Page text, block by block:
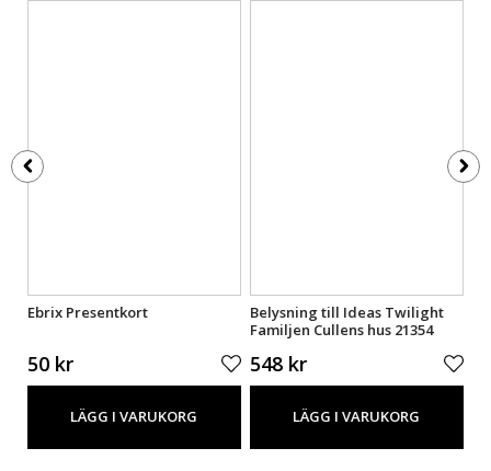
Ebrix Presentkort
50 kr
LÄGG I VARUKORG
Belysning till Ideas Twilight
Familjen Cullens hus 21354
548 kr
LÄGG I VARUKORG